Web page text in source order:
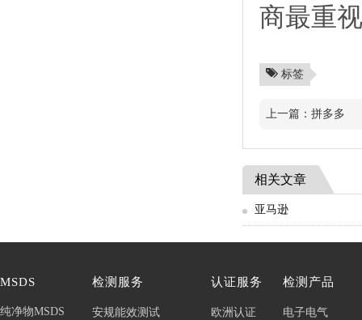
商最重
标签
上一篇： 拼多多
相关文章
亚马逊
MSDS
纯净物MSDS
检测服务
安规能效测试
认证服务
欧洲认证
检测产品
电子电气